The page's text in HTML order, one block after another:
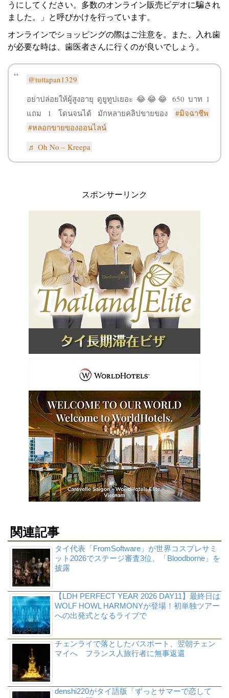
うにしてください。多数のオンライン販売ビデオに騙され
ました。」と呼びかけを行っています。
オンラインでショッピングの際はご注意を。また、入れ歯
が必要な時は、歯医者さんに行くのが良いでしょう。
@tuttapan1329
อย่าปล่อยให้ผู้สูงอายุ ดูยูทูปเยอะ 😂😂😂 650 บาท 1
แถม 1 โดนจนได้ มักหลายคลิปขายของ
#มิจฉาชีพ
#หลอกขายของออนไลน์
♬ Oh No – Kreepa
スポンサーリンク
関連記事
タイ代表「FromSoftware」が世界コスプレサミ
ット2026でステージ審査3位、「Bloodborne」を
披露
【LDH PERFECT YEAR 2026 DAY11】最終日は
WOLF HOWL HARMONYが登場！初単独ツアー
への出発式となるライブで
チェンライで落としたパスポート、翌朝チェン
マイへ フランス人旅行者に無事返還
denshi220がタイ語版「ずっとサマーで恋して